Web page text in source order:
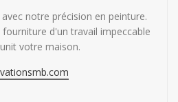
notre précision en peinture.
d'un travail impeccable
votre maison.